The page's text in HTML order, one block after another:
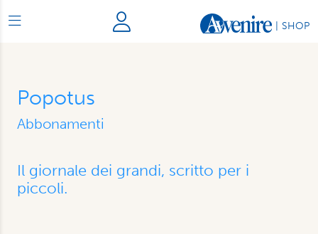
SHOP
Popotus
Abbonamenti
Il giornale dei grandi, scritto per i
piccoli.